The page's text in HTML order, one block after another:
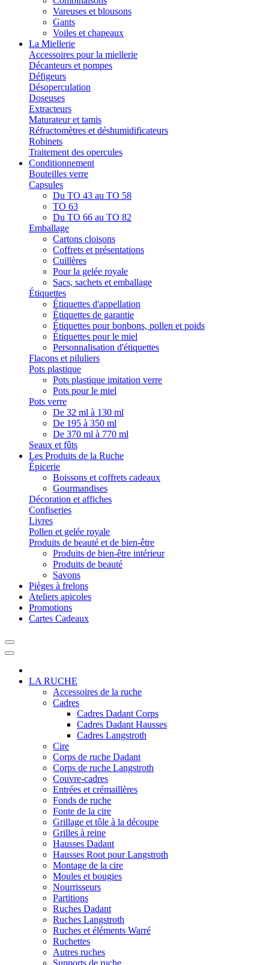
Vareuses et blousons
Gants
Voiles et chapeaux
La Miellerie
Accessoires pour la miellerie
Décanteurs et pompes
Défigeurs
Désoperculation
Doseuses
Extracteurs
Maturateur et tamis
Réfractomètres et déshumidificateurs
Robinets
Traitement des opercules
Conditionnement
Bouteilles verre
Capsules
Du TO 43 au TO 58
TO 63
Du TO 66 au TO 82
Emballage
Cartons cloisons
Coffrets et présentations
Cuillères
Pour la gelée royale
Sacs, sachets et emballage
Étiquettes
Étiquettes d'appellation
Étiquettes de garantie
Étiquettes pour bonbons, pollen et poids
Étiquettes pour le miel
Personnalisation d'étiquettes
Flacons et piluliers
Pots plastique
Pots plastique imitation verre
Pots pour le miel
Pots verre
De 32 ml à 130 ml
De 195 à 350 ml
De 370 ml à 770 ml
Seaux et fûts
Les Produits de la Ruche
Épicerie
Boissons et coffrets cadeaux
Gourmandises
Décoration et affiches
Confiseries
Livres
Pollen et gelée royale
Produits de beauté et de bien-être
Produits de bien-être intérieur
Produits de beauté
Savons
Pièges à frelons
Ateliers apicoles
Promotions
Cartes Cadeaux
LA RUCHE
Accessoires de la ruche
Cadres
Cadres Dadant Corps
Cadres Dadant Hausses
Cadres Langstroth
Cire
Corps de ruche Dadant
Corps de ruche Langstroth
Couvre-cadres
Entrées et crémaillères
Fonds de ruche
Fonte de la cire
Grillage et tôle à la découpe
Grilles à reine
Hausses Dadant
Hausses Root pour Langstroth
Montage de la cire
Moules et bougies
Nourrisseurs
Partitions
Ruches Dadant
Ruches Langstroth
Ruches et éléments Warré
Ruchettes
Autres ruches
Supports de ruche